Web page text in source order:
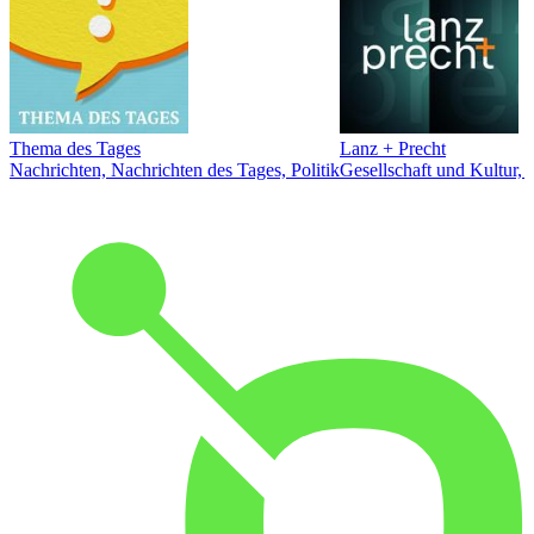
Thema des Tages
Nachrichten, Nachrichten des Tages, Politik
Lanz + Precht
Gesellschaft und Kultur,